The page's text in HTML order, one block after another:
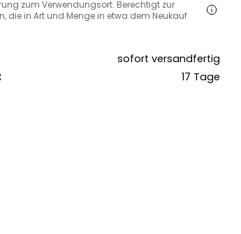
zum Verwendungsort. Berechtigt zur
die in Art und Menge in etwa dem Neukauf
sofort versandfertig
17 Tage